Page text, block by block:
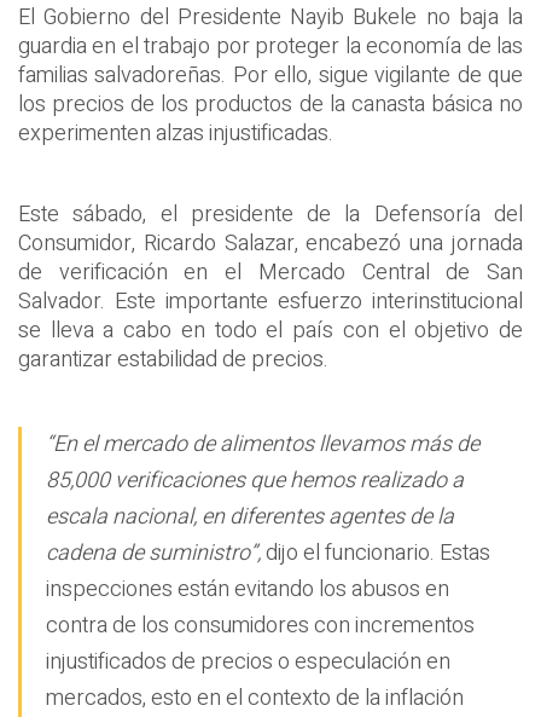
El Gobierno del Presidente Nayib Bukele no baja la
guardia en el trabajo por proteger la economía de las
familias salvadoreñas. Por ello, sigue vigilante de que
los precios de los productos de la canasta básica no
experimenten alzas injustificadas.
Este sábado, el presidente de la Defensoría del
Consumidor, Ricardo Salazar, encabezó una jornada
de verificación en el Mercado Central de San
Salvador. Este importante esfuerzo interinstitucional
se lleva a cabo en todo el país con el objetivo de
garantizar estabilidad de precios.
“En el mercado de alimentos llevamos más de
85,000 verificaciones que hemos realizado a
escala nacional, en diferentes agentes de la
cadena de suministro”,dijo el funcionario. Estas
inspecciones están evitando los abusos en
contra de los consumidores con incrementos
injustificados de precios o especulación en
mercados, esto en el contexto de la inflación